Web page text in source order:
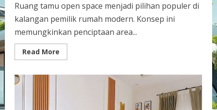
Ruang tamu open space menjadi pilihan populer di
kalangan pemilik rumah modern. Konsep ini
memungkinkan penciptaan area...
Read More
more